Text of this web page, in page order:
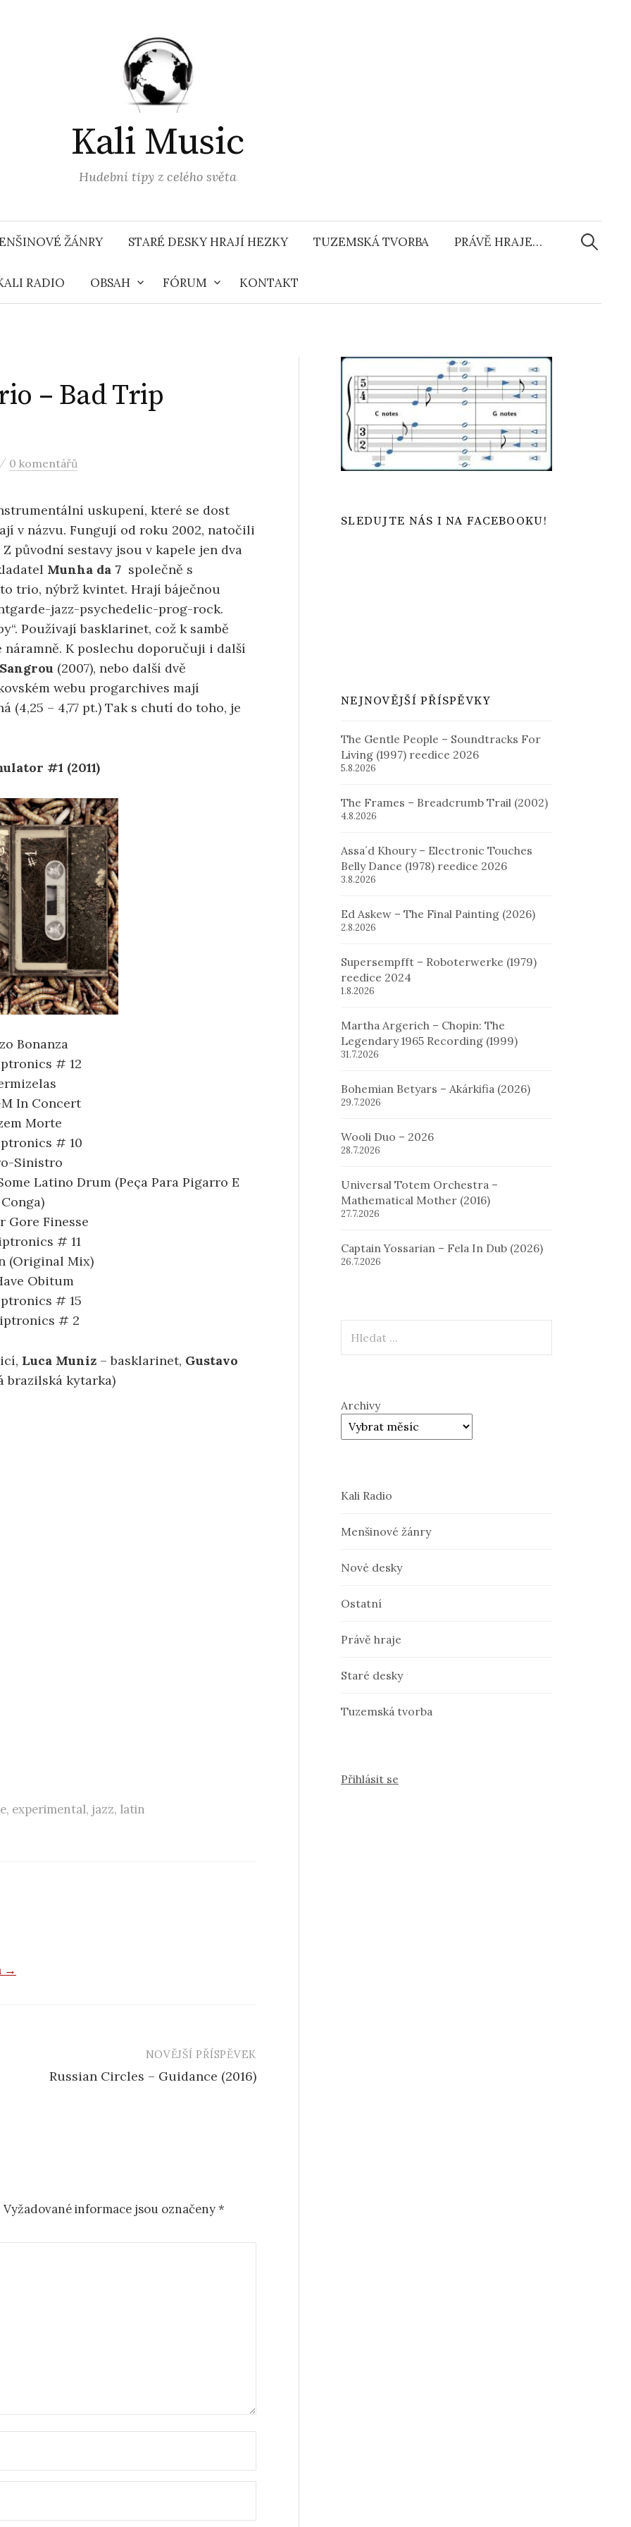
Kali Music
Hudební tipy z celého světa
ŽÁNRY STARÉ DESKY HRAJÍ HEZKY TUZEMSKÁ TVORBA PRÁVĚ HRAJE…
RADIO OBSAH FÓRUM KONTAKT
– Bad Trip
/ 0 komentářů
uskupení, které se dost
v názvu. Fungují od roku 2002, natočili
původní sestavy jsou v kapele jen dva
Munha da 7 společně s
trio, nýbrž kvintet. Hrají báječnou
jazz-psychedelic-prog-rock.
Používají basklarinet, což k sambě
K poslechu doporučuji i další
Sangrou (2007), nebo další dvě
webu progarchives mají
(4,25 – 4,77 pt.) Tak s chutí do toho, je
#1 (2011)
Bonanza
# 12
M In Concert
Morte
# 10
Sinistro
Latino Drum (Peça Para Pigarro E
Conga)
Gore Finesse
# 11
(Original Mix)
Obitum
# 15
# 2
Luca Muniz – basklarinet, Gustavo
brazilská kytarka)
, experimental, jazz, latin
→
NOVĚJŠÍ PŘÍSPĚVEK
Russian Circles – Guidance (2016)
Vyžadované informace jsou označeny*
SLEDUJTE NÁS I NA FACEBOOKU!
NEJNOVĚJŠÍ PŘÍSPĚVKY
The Gentle People – Soundtracks For
Living (1997) reedice 2026
5.8.2026
The Frames – Breadcrumb Trail (2002)
4.8.2026
Assa´d Khoury – Electronic Touches
Belly Dance (1978) reedice 2026
3.8.2026
Ed Askew – The Final Painting (2026)
2.8.2026
Supersempfft – Roboterwerke (1979)
reedice 2024
1.8.2026
Martha Argerich – Chopin: The
Legendary 1965 Recording (1999)
31.7.2026
Bohemian Betyars – Akárkifia (2026)
29.7.2026
Wooli Duo – 2026
28.7.2026
Universal Totem Orchestra –
Mathematical Mother (2016)
27.7.2026
Captain Yossarian – Fela In Dub (2026)
26.7.2026
Archivy
Kali Radio
Menšinové žánry
Nové desky
Ostatní
Právě hraje
Staré desky
Tuzemská tvorba
Přihlásit se